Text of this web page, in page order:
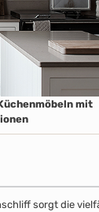
mit
sorgt die